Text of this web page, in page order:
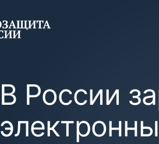
В России